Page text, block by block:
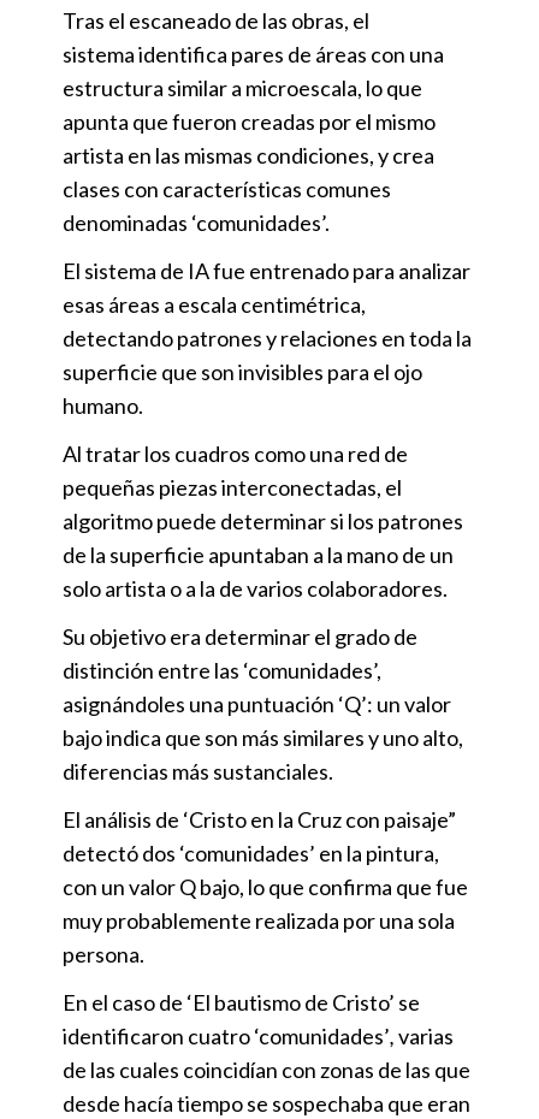
Tras el escaneado de las obras, el
sistema identifica pares de áreas con una
estructura similar a microescala, lo que
apunta que fueron creadas por el mismo
artista en las mismas condiciones, y crea
clases con características comunes
denominadas ‘comunidades’.
El sistema de IA fue entrenado para analizar
esas áreas a escala centimétrica,
detectando patrones y relaciones en toda la
superficie que son invisibles para el ojo
humano.
Al tratar los cuadros como una red de
pequeñas piezas interconectadas, el
algoritmo puede determinar si los patrones
de la superficie apuntaban a la mano de un
solo artista o a la de varios colaboradores.
Su objetivo era determinar el grado de
distinción entre las ‘comunidades’,
asignándoles una puntuación ‘Q’: un valor
bajo indica que son más similares y uno alto,
diferencias más sustanciales.
El análisis de ‘Cristo en la Cruz con paisaje”
detectó dos ‘comunidades’ en la pintura,
con un valor Q bajo, lo que confirma que fue
muy probablemente realizada por una sola
persona.
En el caso de ‘El bautismo de Cristo’ se
identificaron cuatro ‘comunidades’,varias
de las cuales coincidían con zonas de las que
desde hacía tiempo se sospechaba que eran